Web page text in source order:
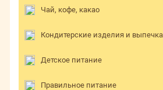
Чай, кофе, какао
Кондитерские изделия и выпечка
Детское питание
Правильное питание